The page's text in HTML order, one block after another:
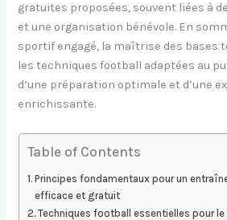
gratuites proposées, souvent liées à
et une organisation bénévole. En
sportif engagé, la maîtrise des bases
les techniques football adaptées au
d’une préparation optimale et d’une
enrichissante.
Table of Contents
Principes fondamentaux pour un
efficace et gratuit
Techniques football essentielles pour